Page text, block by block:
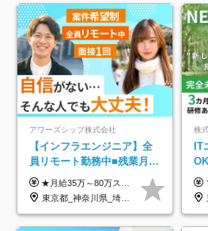
アワーズシップ株式会社
【インフラエンジニア】全
員リモート勤務中■残業月
3h■最大3ヶ月の連休あり■
年休126日■20～30代活躍
中！
★月給35万～80万スタートも可 【未経験の方】 ■月給26万～80万＋賞与年2回（年2ヶ月分） 【何かしらのインフラエンジニア経験をお持ちの方】 ■月給35万～80万＋賞与年2回（年2ヶ月分） ※スキル・経験などを考慮し決定します ※試用期間6ヶ月あり。期間中は契約社員となります。その他の待遇に差異はありません（試用期間終了後、昇給の可能性あり） ※上記金額には固定残業代（月30時間分／4万9600円～15万2600円）を含みます。超過分は別途支給いたします。 ＼頑張りはインセンティブで還元！／ クライアントに貢献度を評価され、当社のエンジニアが追加で案件に参画することになるなど、会社にとって利益になる行動はしっかり評価します。 会社の成長に貢献できていることを実感でき、「もっと頑張ろう」と思える体制づくりを整えています！
東京都_神奈川県_埼玉県_千葉県_大阪府
株
IT
｜
の
＼ボーナス
東京